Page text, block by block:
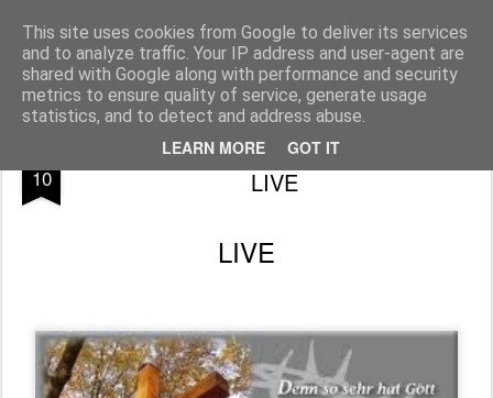
This site uses cookies from Google to deliver its services
and to analyze traffic. Your IP address and user-agent are
shared with Google along with performance and security
metrics to ensure quality of service, generate usage
statistics, and to detect and address abuse.
LEARN MORE GOT IT
Pfarre Pöttsching Die Pfarre Pöttsching gehört zum SeelSorgeRaum St. Klemens in 7033 Pöttsching, Hauptstraße 6
Pages
10
Feier vom Leiden und Sterben Christi -
LIVE
LIVE